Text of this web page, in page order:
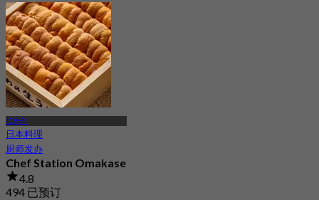
起฿ 265
拉萨尔
日本料理
厨师发办
Chef Station Omakase
4.8
494 已预订